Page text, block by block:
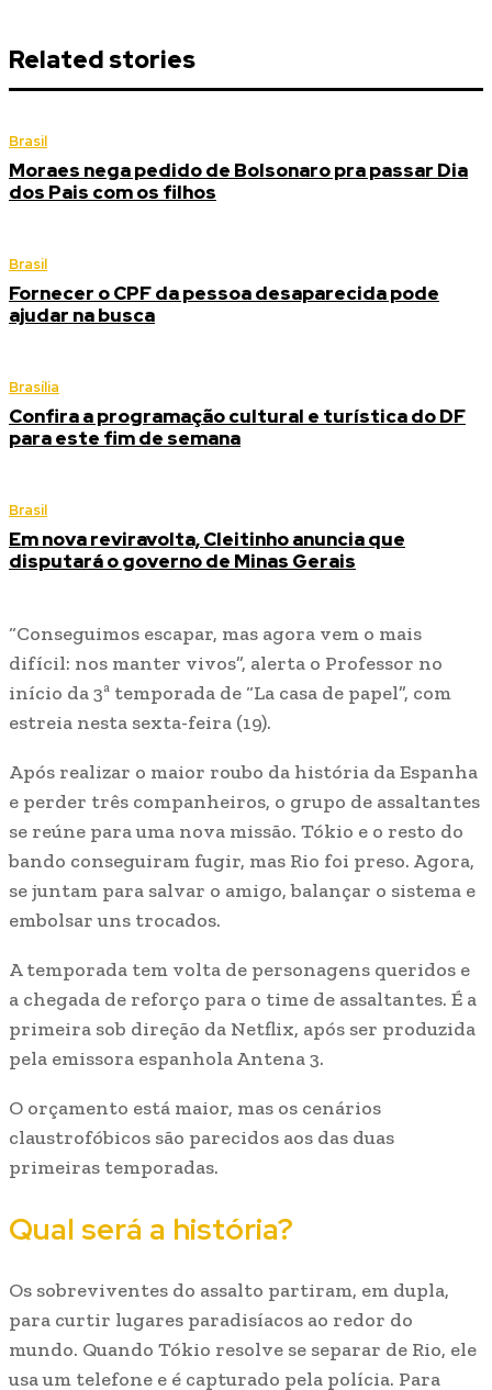
Related stories
Brasil
Moraes nega pedido de Bolsonaro pra passar Dia
dos Pais com os filhos
Brasil
Fornecer o CPF da pessoa desaparecida pode
ajudar na busca
Brasília
Confira a programação cultural e turística do DF
para este fim de semana
Brasil
Em nova reviravolta, Cleitinho anuncia que
disputará o governo de Minas Gerais
“Conseguimos escapar, mas agora vem o mais
difícil: nos manter vivos”, alerta o Professor no
início da 3ª temporada de “La casa de papel”, com
estreia nesta sexta-feira (19).
Após realizar o maior roubo da história da Espanha
e perder três companheiros, o grupo de assaltantes
se reúne para uma nova missão. Tókio e o resto do
bando conseguiram fugir, mas Rio foi preso. Agora,
se juntam para salvar o amigo, balançar o sistema e
embolsar uns trocados.
A temporada tem volta de personagens queridos e
a chegada de reforço para o time de assaltantes. É a
primeira sob direção da Netflix, após ser produzida
pela emissora espanhola Antena 3.
O orçamento está maior, mas os cenários
claustrofóbicos são parecidos aos das duas
primeiras temporadas.
Qual será a história?
Os sobreviventes do assalto partiram, em dupla,
para curtir lugares paradisíacos ao redor do
mundo. Quando Tókio resolve se separar de Rio, ele
usa um telefone e é capturado pela polícia. Para